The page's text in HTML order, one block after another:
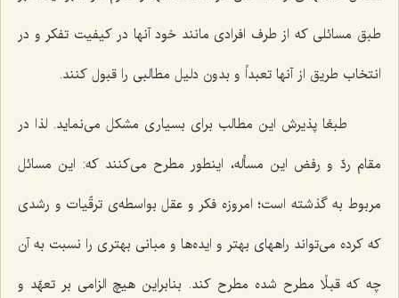
طبق مسائلی كه از طرف افرادی مانند خود آنها در كیفیت تفكر و در
انتخاب طریق از آنها تعبداً و بدون دلیل مطالبی را قبول كنند.
طبعًا پذیرش این مطالب برای بسیاری مشكل می‌نماید. لذا در
مقام ردّ و رفض این مسأله، اینطور مطرح می‌كنند كه: این مسائل
مربوط به گذشته است؛ امروزه فكر و عقل بواسطه‌ی ترقّیات و رشدی
كه كرده می‌تواند راههای بهتر و ایده‌ها و مبانی بهتری را نسبت به آن
چه كه قبلًا مطرح شده مطرح كند. بنابراین هیچ الزامی بر تعهّد و